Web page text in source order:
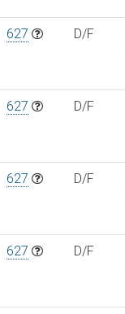
627 D/F
627 D/F
627 D/F
627 D/F